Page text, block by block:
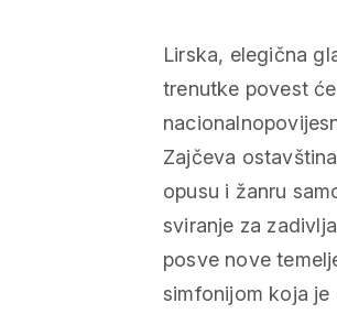
Lirska, elegična
trenutke povest
Zajčeva
opusu i žanru
sviranje za
posve nove
simfonijom koja